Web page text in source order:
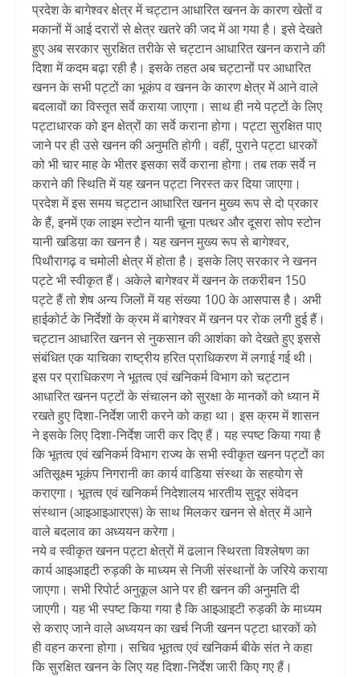
प्रदेश के बागेश्वर क्षेत्र में चट्टान आधारित खनन के कारण खेतों व
मकानों में आई दरारों से क्षेत्र खतरे की जद में आ गया है। इसे देखते
हुए अब सरकार सुरक्षित तरीके से चट्टान आधारित खनन कराने की
दिशा में कदम बढ़ा रही है। इसके तहत अब चट्टानों पर आधारित
खनन के सभी पट्टों का भूकंप व खनन के कारण क्षेत्र में आने वाले
बदलावों का विस्तृत सर्वे कराया जाएगा। साथ ही नये पट्टों के लिए
पट्टाधारक को इन क्षेत्रों का सर्वे कराना होगा। पट्टा सुरक्षित पाए
जाने पर ही उसे खनन की अनुमति होगी। वहीं, पुराने पट्टा धारकों
को भी चार माह के भीतर इसका सर्वे कराना होगा। तब तक सर्वे न
कराने की स्थिति में यह खनन पट्टा निरस्त कर दिया जाएगा।
प्रदेश में इस समय चट्टान आधारित खनन मुख्य रूप से दो प्रकार
के हैं, इनमें एक लाइम स्टोन यानी चूना पत्थर और दूसरा सोप स्टोन
यानी खडिय़ा का खनन है। यह खनन मुख्य रूप से बागेश्वर,
पिथौरागढ़ व चमोली क्षेत्र में होता है। इसके लिए सरकार ने खनन
पट्टे भी स्वीकृत हैं। अकेले बागेश्वर में खनन के तकरीबन 150
पट्टे हैं तो शेष अन्य जिलों में यह संख्या 100 के आसपास है। अभी
हाईकोर्ट के निर्देशों के क्रम में बागेश्वर में खनन पर रोक लगी हुई हैं।
चट्टान आधारित खनन से नुकसान की आशंका को देखते हुए इससे
संबंधित एक याचिका राष्ट्रीय हरित प्राधिकरण में लगाई गई थी।
इस पर प्राधिकरण ने भूतत्व एवं खनिकर्म विभाग को चट्टान
आधारित खनन पट्टों के संचालन को सुरक्षा के मानकों को ध्यान में
रखते हुए दिशा-निर्देश जारी करने को कहा था। इस क्रम में शासन
ने इसके लिए दिशा-निर्देश जारी कर दिए हैं। यह स्पष्ट किया गया है
कि भूतत्व एवं खनिकर्म विभाग राज्य के सभी स्वीकृत खनन पट्टों का
अतिसूक्ष्म भूकंप निगरानी का कार्य वाडिया संस्था के सहयोग से
कराएगा। भूतत्व एवं खनिकर्म निदेशालय भारतीय सुदूर संवेदन
संस्थान (आइआइआरएस) के साथ मिलकर खनन से क्षेत्र में आने
वाले बदलाव का अध्ययन करेगा।
नये व स्वीकृत खनन पट्टा क्षेत्रों में ढलान स्थिरता विश्लेषण का
कार्य आइआइटी रुड़की के माध्यम से निजी संस्थानों के जरिये कराया
जाएगा। सभी रिपोर्ट अनुकूल आने पर ही खनन की अनुमति दी
जाएगी। यह भी स्पष्ट किया गया है कि आइआइटी रुड़की के माध्यम
से कराए जाने वाले अध्ययन का खर्च निजी खनन पट्टा धारकों को
ही वहन करना होगा। सचिव भूतत्व एवं खनिकर्म बीके संत ने कहा
कि सुरक्षित खनन के लिए यह दिशा-निर्देश जारी किए गए हैं।